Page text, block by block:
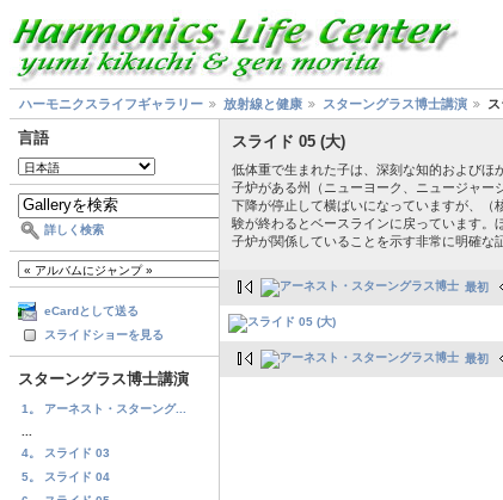
ハーモニクスライフギャラリー 放射線と健康 スターングラス博士講演
言語
詳しく検索
eCardとして送る
スライドショーを見る
スターングラス博士講演
1。 アーネスト・スターング...
4。 スライド 03
5。 スライド 04
スライド 05 (大)
低体重で生まれた子は、深刻な知的およびほ
子炉がある州（ニューヨーク、ニュージャー
下降が停止して横ばいになっていますが、（
験が終わるとベースラインに戻っています。
子炉が関係していることを示す非常に明確な
最初
最初